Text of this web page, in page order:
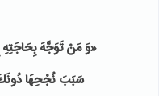
«وَ مَنْ تَوَجَّهَ
سَبَبَ نُجْحِهَا